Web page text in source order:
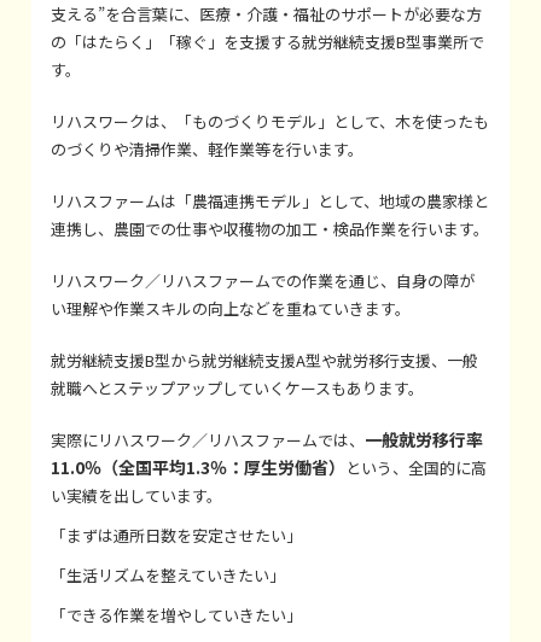
支える”を合言葉に、医療・介護・福祉のサポートが必要な方
の「はたらく」「稼ぐ」を支援する就労継続支援B型事業所で
す。
リハスワークは、「ものづくりモデル」として、木を使ったも
のづくりや清掃作業、軽作業等を行います。
リハスファームは「農福連携モデル」として、地域の農家様と
連携し、農園での仕事や収穫物の加工・検品作業を行います。
リハスワーク／リハスファームでの作業を通じ、自身の障が
い理解や作業スキルの向上などを重ねていきます。
就労継続支援B型から就労継続支援A型や就労移行支援、一般
就職へとステップアップしていくケースもあります。
実際にリハスワーク／リハスファームでは、 一般就労移行率
11.0％（全国平均1.3％：厚生労働省）
という、全国的に高
い実績を出しています。
「まずは通所日数を安定させたい」
「生活リズムを整えていきたい」
「できる作業を増やしていきたい」